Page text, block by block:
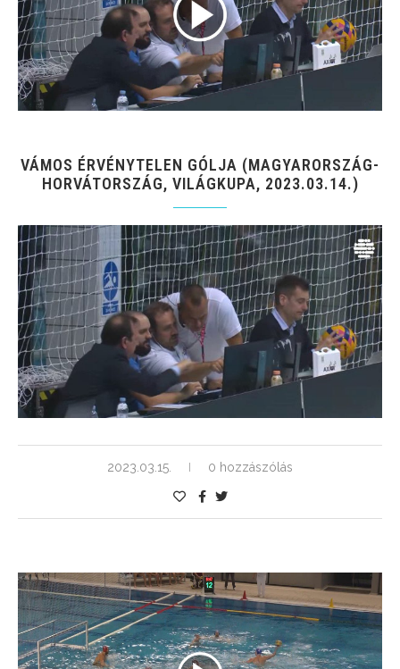
VÁMOS ÉRVÉNYTELEN GÓLJA (MAGYARORSZÁG-
HORVÁTORSZÁG, VILÁGKUPA, 2023.03.14.)
2023.03.15. 0 hozzászólás